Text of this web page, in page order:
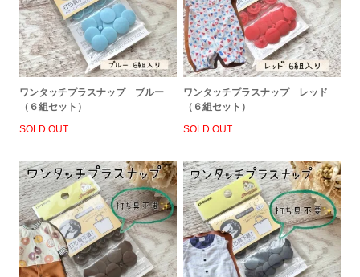
ワンタッチプラスナップ ブルー
（６組セット）
SOLD OUT
ワンタッチプラスナップ レッド
（６組セット）
SOLD OUT